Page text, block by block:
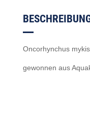
Oncorhynchus
gewonnen aus